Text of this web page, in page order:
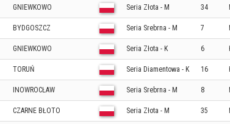
GNIEWKOWO Seria Złota - M 34
BYDGOSZCZ Seria Srebrna - M 7
GNIEWKOWO Seria Złota - K 6
TORUŃ Seria Diamentowa - K 16
INOWROCŁAW Seria Srebrna - M 8
CZARNE BŁOTO Seria Złota - M 35